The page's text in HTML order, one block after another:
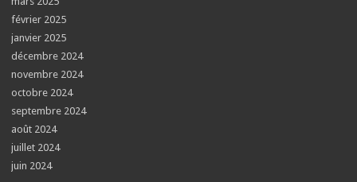
février 2025
janvier 2025
décembre 2024
novembre 2024
octobre 2024
septembre 2024
août 2024
juillet 2024
juin 2024